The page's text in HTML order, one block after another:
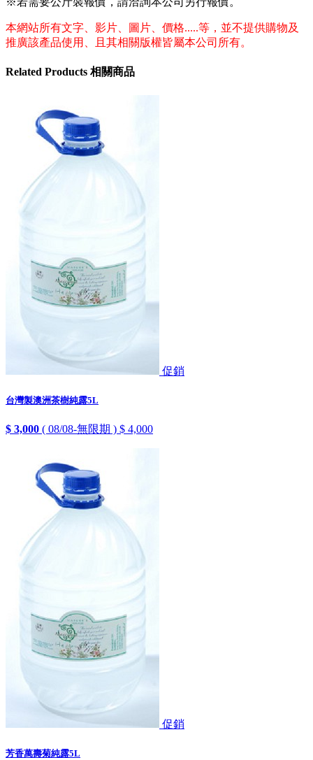
本網站所有文字、影片、圖片、價格.....等，並不提供購物及
推廣該產品使用、且其相關版權皆屬本公司所有。
Related Products 相關商品
促銷
台灣製澳洲茶樹純露5L
$ 3,000 ( 08/08-無限期 ) $ 4,000
促銷
芳香萬壽菊純露5L